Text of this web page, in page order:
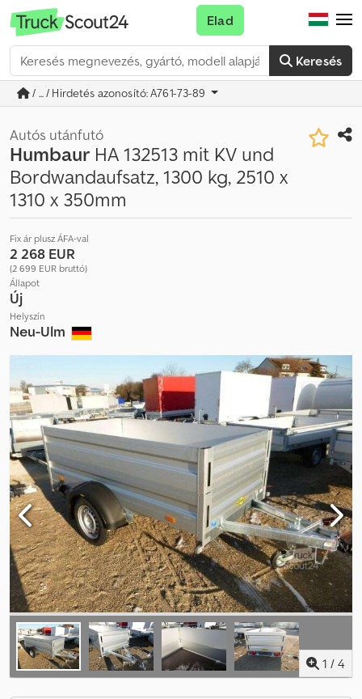
Keresés
Elad
/ ... / Hirdetés azonosító: A761-73-89
Autós utánfutó
Humbaur HA 132513 mit KV und
Bordwandaufsatz, 1300 kg, 2510 x
1310 x 350mm
Fix ár plusz ÁFA-val
2 268 EUR
(2 699 EUR bruttó)
Állapot
Új
Helyszín
Neu-Ulm
1 / 4